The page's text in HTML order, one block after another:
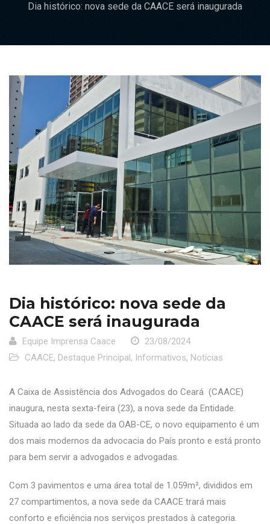
Dia histórico: nova sede da CAACE será inaugurada
Dia histórico: nova sede da
CAACE será inaugurada
Equipe Imprensa Caace
23/08/2024
CAACE, Destaque Principal, Informativos, Notícias
A Caixa de Assistência dos Advogados do Ceará (CAACE)
inaugura, nesta sexta-feira (23), a nova sede da Entidade.
Situada ao lado da sede da OAB-CE, o novo equipamento é um
dos mais modernos da advocacia do País pronto e está pronto
para bem servir a advogados e advogadas.
Com 3 pavimentos e uma área total de 1.059m², divididos em
27 compartimentos, a nova sede da CAACE trará mais
conforto e eficiência nos serviços prestados à categoria.